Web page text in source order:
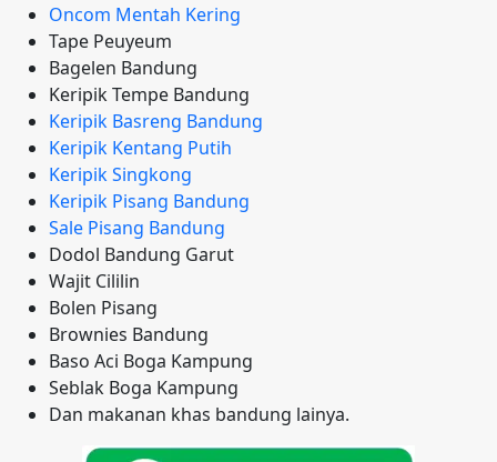
Oncom Mentah Kering
Tape Peuyeum
Bagelen Bandung
Keripik Tempe Bandung
Keripik Basreng Bandung
Keripik Kentang Putih
Keripik Singkong
Keripik Pisang Bandung
Sale Pisang Bandung
Dodol Bandung Garut
Wajit Cililin
Bolen Pisang
Brownies Bandung
Baso Aci Boga Kampung
Seblak Boga Kampung
Dan makanan khas bandung lainya.